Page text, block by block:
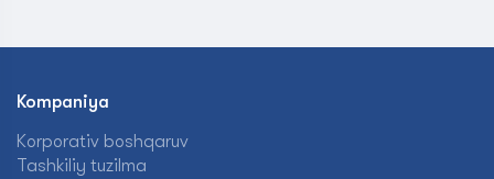
Kompaniya
Korporativ boshqaruv
Tashkiliy tuzilma